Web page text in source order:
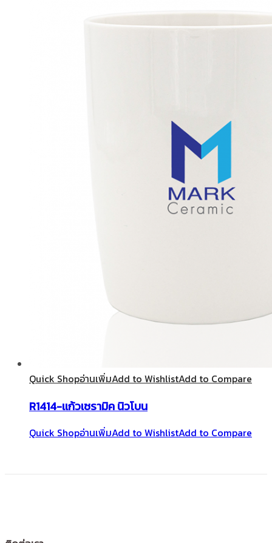
Quick Shopอ่านเพิ่มAdd to WishlistAdd to Compare
R1414-เเก้วเซรามิค นิวโบน
Quick Shopอ่านเพิ่มAdd to WishlistAdd to Compare